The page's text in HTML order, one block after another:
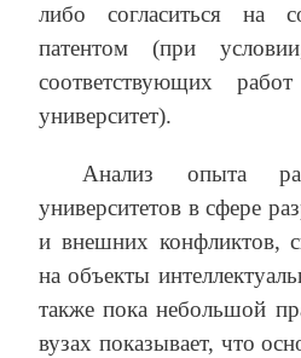
либо согласиться на
патентом (при
соответствующих
университет).
Анализ опыта
университетов в сфере
и внешних конфликтов,
на объекты
также пока небольшой
вузах показывает, что